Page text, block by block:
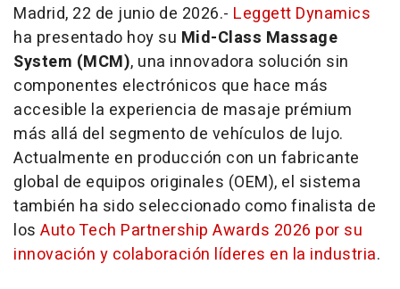
Madrid, 22 de junio de 2026.- Leggett Dynamics
ha presentado hoy su Mid-Class Massage
System (MCM), una innovadora solución sin
componentes electrónicos que hace más
accesible la experiencia de masaje prémium
más allá del segmento de vehículos de lujo.
Actualmente en producción con un fabricante
global de equipos originales (OEM), el sistema
también ha sido seleccionado como finalista de
los Auto Tech Partnership Awards 2026 por su
innovación y colaboración líderes en la industria.